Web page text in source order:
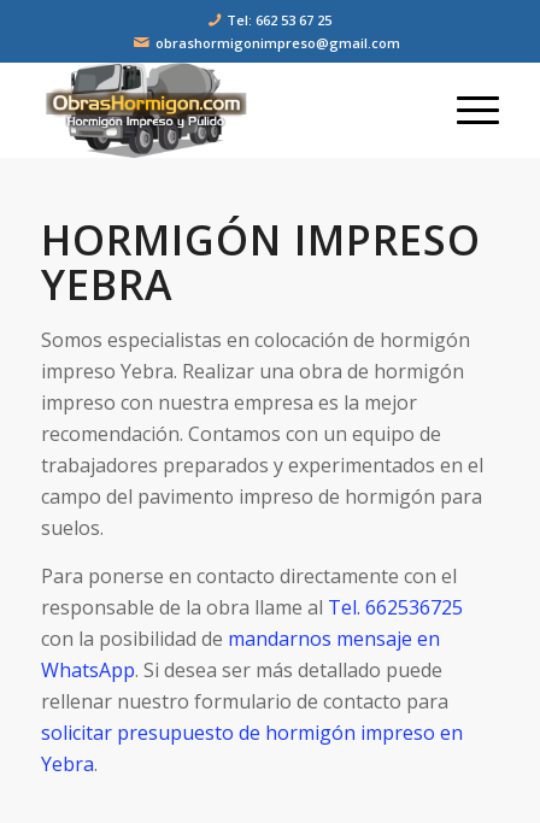
Tel: 662 53 67 25
obrashormigonimpreso@gmail.com
HORMIGÓN IMPRESO
YEBRA
Somos especialistas en colocación de hormigón
impreso Yebra. Realizar una obra de hormigón
impreso con nuestra empresa es la mejor
recomendación. Contamos con un equipo de
trabajadores preparados y experimentados en el
campo del pavimento impreso de hormigón para
suelos.
Para ponerse en contacto directamente con el
responsable de la obra llame al Tel. 662536725
con la posibilidad de mandarnos mensaje en
WhatsApp. Si desea ser más detallado puede
rellenar nuestro formulario de contacto para
solicitar presupuesto de hormigón impreso en
Yebra.